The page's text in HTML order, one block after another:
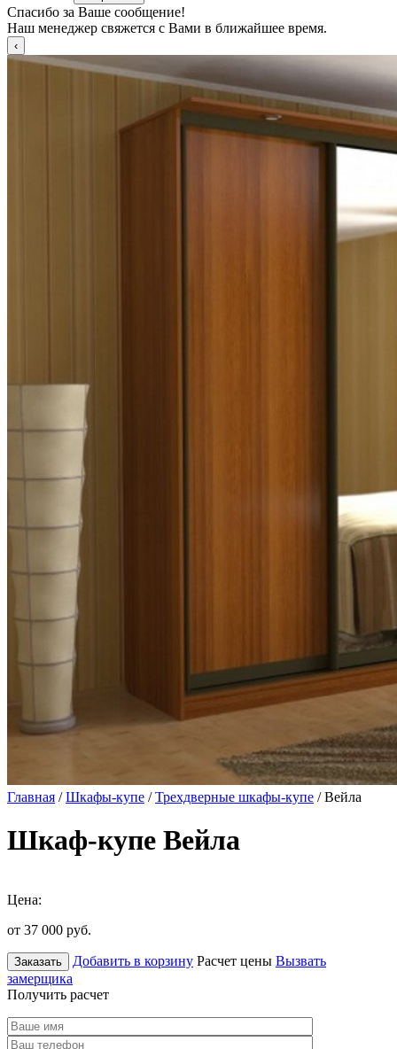
Спасибо за Ваше сообщение!
Наш менеджер свяжется с Вами в ближайшее время.
Главная /Шкафы-купе /Трехдверные шкафы-купе / Вейла
Шкаф-купе Вейла
Цена:
от 37 000 руб.
Заказать Добавить в корзину Расчет цены Вызвать
замерщика
Получить расчет